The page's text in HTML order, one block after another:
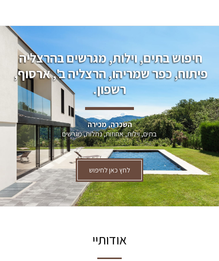
חיפוש בתים, וילות, מגרשים בהרצליה
פיתוח, כפר שמריהו, הרצליה ב', ארסוף,
רשפון.
השכרה, מכירה
בתים, וילות, אחוזות, נחלות, מגרשים
לחץ כאן לחיפוש
אודותיי